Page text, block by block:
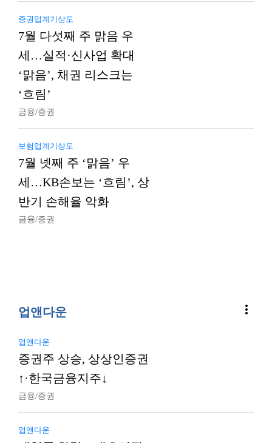
증권업계기상도
7월 다섯째 주 맑음 우
세…실적·신사업 확대
‘맑음’, 채권 리스크는
‘흐림’
금융/증권
보험업계기상도
7월 넷째 주 ‘맑음’ 우
세…KB손보는 ‘흐림’, 상
반기 손해율 악화
금융/증권
업앤다운 more_vert
업앤다운
증권주 상승, 상상인증권
↑·한국금융지주↓
금융/증권
업앤다운